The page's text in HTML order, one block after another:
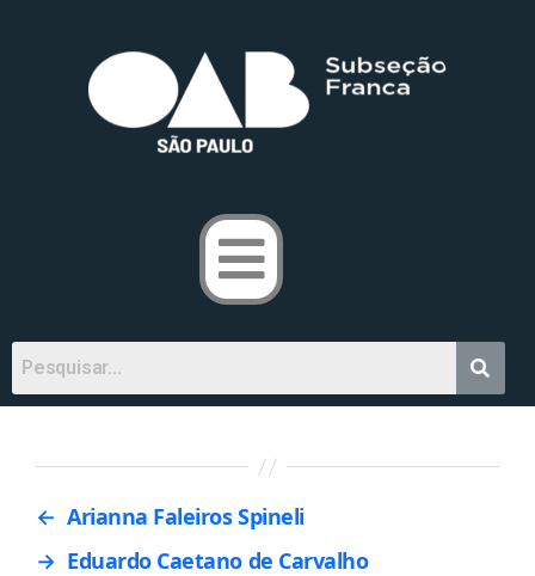
← Arianna Faleiros Spineli
→ Eduardo Caetano de Carvalho